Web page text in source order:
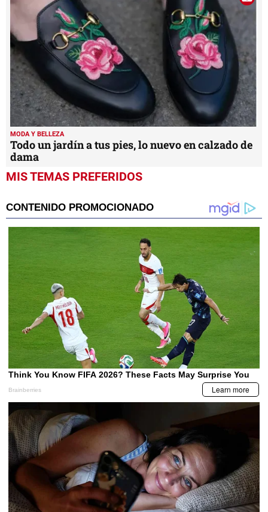
MODA Y BELLEZA
Todo un jardín a tus pies, lo nuevo en calzado de
dama
MIS TEMAS PREFERIDOS